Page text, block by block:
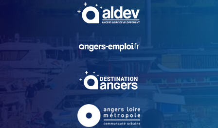
, Ouvre une nouvelle
, Ouvre une nouvelle